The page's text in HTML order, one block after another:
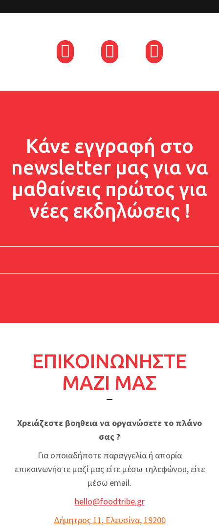
FacebookInstagramLinkedin
Κάνε εγγραφή στο
newsletter μας για να
μαθαίνεις πρώτος για
νέες εκδηλώσεις !
ΕΠΙΚΟΙΝΩΝΗΣΤΕ
ΜΑΖΙ ΜΑΣ
Χρειάζεστε βοηθεια να οργανώσετε το πλάνο
σας ?
Για οποιαδήποτε παραγγελία ή απορία
επικοινωνήστε μαζί μας είτε μέσω τηλεφώνου, είτε
μέσω email.
hello@foodtribe.gr
Δήμητρος 11, Ελευσίνα, 19200